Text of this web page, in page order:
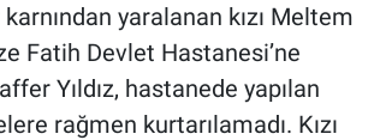
yaralanan kızı Meltem
Fatih Devlet Hastanesi’ne
Yıldız, hastanede yapılan
rağmen kurtarılamadı. Kızı